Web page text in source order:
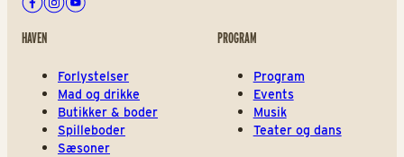
Facebook
Instagram
Youtube
HAVEN
Forlystelser
Mad og drikke
Butikker & boder
Spilleboder
Sæsoner
PROGRAM
Program
Events
Musik
Teater og dans